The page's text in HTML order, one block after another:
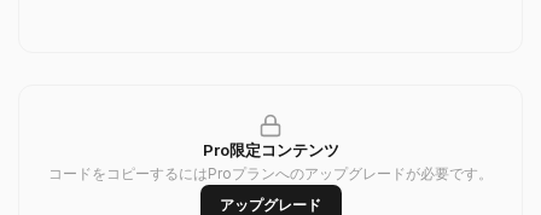
Pro限定コンテンツ
コードをコピーするにはProプランへのアップグレードが必要です。
アップグレード